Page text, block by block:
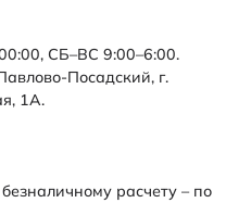
СБ–ВС 9:00–6:00.
Посадский, г.
1А.
расчету – по